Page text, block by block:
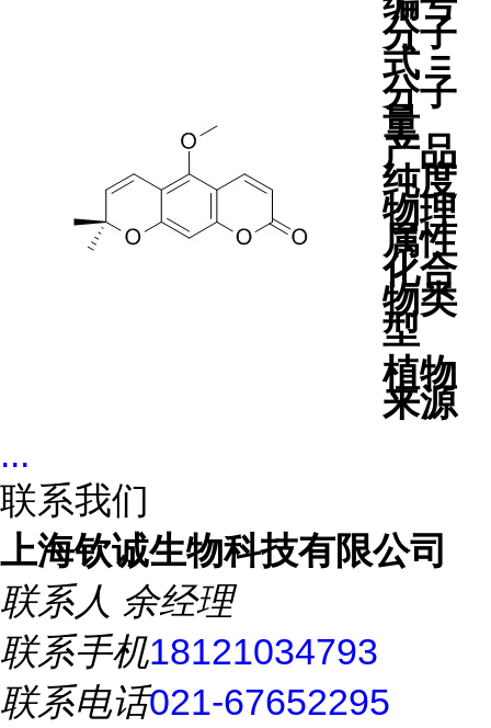
分子
式 =
分子
量
产品
纯度
物理
属性
化合
物类
型
植物
来源
...
联系我们
上海钦诚生物科技有限公司
联系人 余经理
联系手机18121034793
联系电话021-67652295